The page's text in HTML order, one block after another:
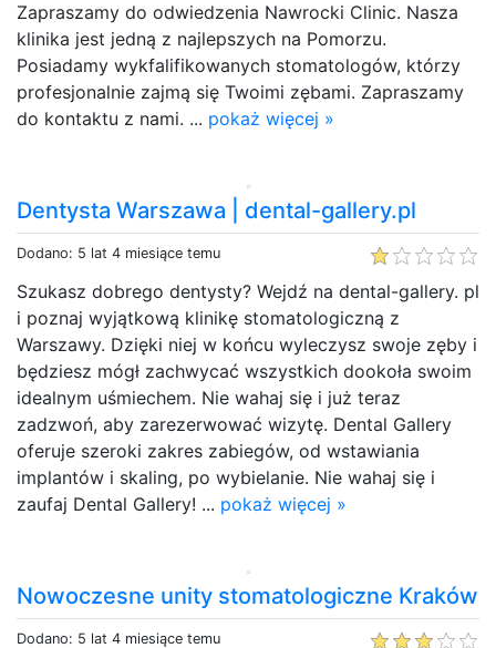
Zapraszamy do odwiedzenia Nawrocki Clinic. Nasza
klinika jest jedną z najlepszych na Pomorzu.
Posiadamy wykfalifikowanych stomatologów, którzy
profesjonalnie zajmą się Twoimi zębami. Zapraszamy
do kontaktu z nami. ... pokaż więcej »
Dentysta Warszawa | dental-gallery.pl
Dodano: 5 lat 4 miesiące temu
Szukasz dobrego dentysty? Wejdź na dental-gallery. pl
i poznaj wyjątkową klinikę stomatologiczną z
Warszawy. Dzięki niej w końcu wyleczysz swoje zęby i
będziesz mógł zachwycać wszystkich dookoła swoim
idealnym uśmiechem. Nie wahaj się i już teraz
zadzwoń, aby zarezerwować wizytę. Dental Gallery
oferuje szeroki zakres zabiegów, od wstawiania
implantów i skaling, po wybielanie. Nie wahaj się i
zaufaj Dental Gallery! ... pokaż więcej »
Nowoczesne unity stomatologiczne Kraków
Dodano: 5 lat 4 miesiące temu